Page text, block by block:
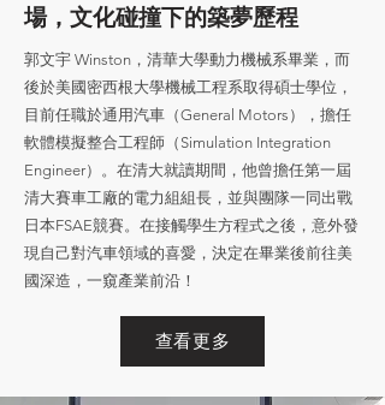
場，文化碰撞下的築夢歷程
郭文宇 Winston，清華大學動力機械系畢業，而
後於美國密西根大學機械工程系取得碩士學位，
目前任職於通用汽車（General Motors），擔任
軟體模擬整合工程師（Simulation Integration
Engineer）。在清大就讀期間，他曾擔任第一屆
清大賽車工廠的電力組組長，並與團隊一同出戰
日本FSAE競賽。在接觸學生方程式之後，意外發
現自己對汽車領域的喜愛，決定在畢業後前往美
國深造，一窺產業前沿！
查看更多